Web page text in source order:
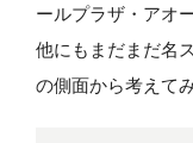
ールプラザ・アオ
他にもまだまだ名
の側面から考えて